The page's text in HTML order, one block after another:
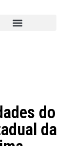
do
da